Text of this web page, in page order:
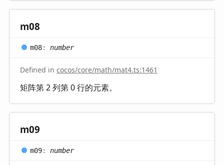
m08
m08: number
Defined in cocos/core/math/mat4.ts:1461
矩阵第 2 列第 0 行的元素。
m09
m09: number